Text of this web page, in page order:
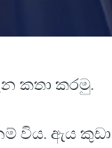
කතා කරමු.
විය. ඇය කුඩා